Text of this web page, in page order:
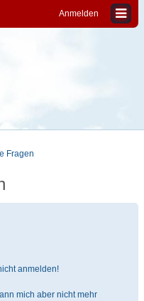
Anmelden
Fragen
anmelden!
mich aber nicht mehr